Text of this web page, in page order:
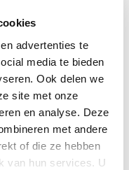
advertenties te
media te bieden
Ook delen we
site met onze
en analyse. Deze
met andere
of die ze hebben
van hun services. U
in voor onze